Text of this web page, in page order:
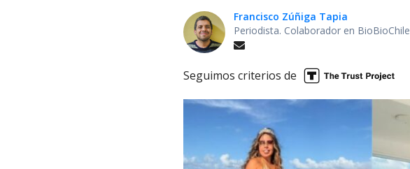
Francisco Zúñiga Tapia
Periodista. Colaborador en BioBioChile
Seguimos criterios de